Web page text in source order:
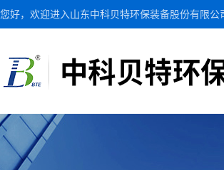
您好，欢迎进入山东中科贝特环保装备股份有限公